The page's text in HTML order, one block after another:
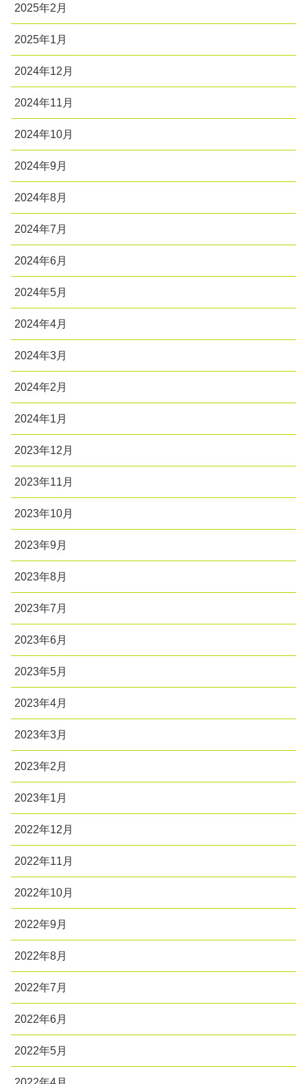
2025年2月
2025年1月
2024年12月
2024年11月
2024年10月
2024年9月
2024年8月
2024年7月
2024年6月
2024年5月
2024年4月
2024年3月
2024年2月
2024年1月
2023年12月
2023年11月
2023年10月
2023年9月
2023年8月
2023年7月
2023年6月
2023年5月
2023年4月
2023年3月
2023年2月
2023年1月
2022年12月
2022年11月
2022年10月
2022年9月
2022年8月
2022年7月
2022年6月
2022年5月